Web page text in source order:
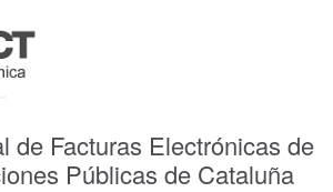
de Facturas Electrónicas de
Públicas de Cataluña